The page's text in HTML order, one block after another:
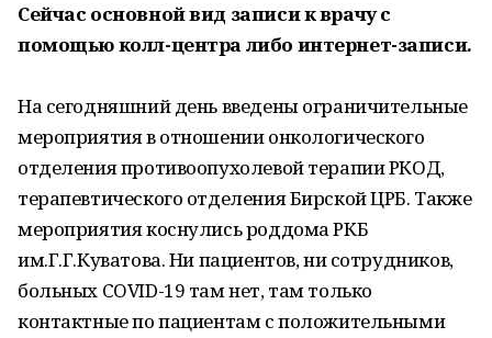
Сейчас основной вид записи к врачу с
помощью колл-центра либо интернет-записи.
На сегодняшний день введены ограничительные
мероприятия в отношении онкологического
отделения противоопухолевой терапии РКОД,
терапевтического отделения Бирской ЦРБ. Также
мероприятия коснулись роддома РКБ
им.Г.Г.Куватова. Ни пациентов, ни сотрудников,
больных COVID-19 там нет, там только
контактные по пациентам с положительными